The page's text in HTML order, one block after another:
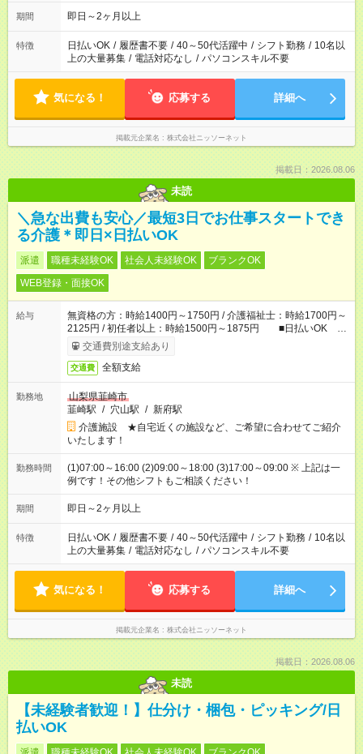
期間 即日～2ヶ月以上
特徴 日払いOK / 履歴書不要 / 40～50代活躍中 / シフト勤務 / 10名以
上の大量募集 / 電話対応なし / パソコンスキル不要
気になる！ 応募する 詳細へ
掲載元企業名 株式会社ニッソーネット
掲載日：2026.08.06
未読
＼急な出費も安心／最短3日でお仕事スタートでき
る介護＊即日×日払いOK
派遣 職種未経験OK 社会人未経験OK
ブランクOK
WEB登録・面接OK
給与
無資格の方：時給1400円～1750円 / 介護福祉士：時給1700円～
2125円 / 初任者以上：時給1500円～1875円 ■日払いOK ■
日収例：1万1200円（時給1400円×8h）
交通費別途支給あり
交通費 全額支給
勤務地
山梨県韮崎市
韮崎駅 / 穴山駅 / 新府駅
介護施設 ★自宅近くの施設など、ご希望に合わせてご紹介
いたします！
勤務時間
(1)07:00～16:00 (2)09:00～18:00 (3)17:00～09:00 ※ 上記は一
例です！その他シフトもご相談ください！
期間 即日～2ヶ月以上
特徴 日払いOK / 履歴書不要 / 40～50代活躍中 / シフト勤務 / 10名以
上の大量募集 / 電話対応なし / パソコンスキル不要
気になる！ 応募する 詳細へ
掲載元企業名 株式会社ニッソーネット
掲載日：2026.08.06
未読
【未経験者歓迎！】仕分け・梱包・ピッキング/日
払いOK